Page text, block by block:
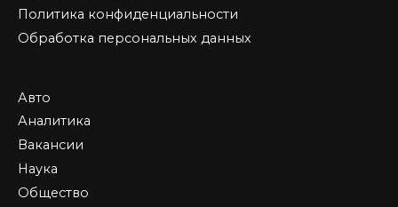
Политика конфиденциальности
Обработка персональных данных
Авто
Аналитика
Вакансии
Наука
Общество